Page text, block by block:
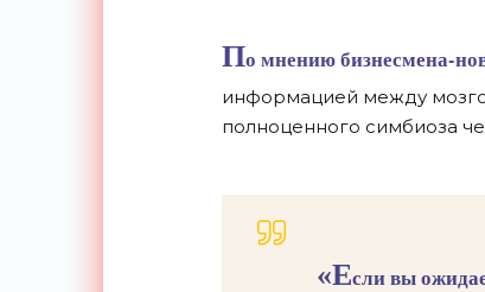
По мнению бизнесмена-
информацией между
полноценного симбиоза
«Если вы